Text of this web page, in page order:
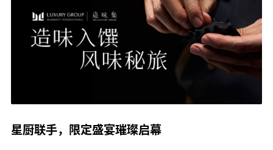
星厨联手，限定盛宴璀璨启幕